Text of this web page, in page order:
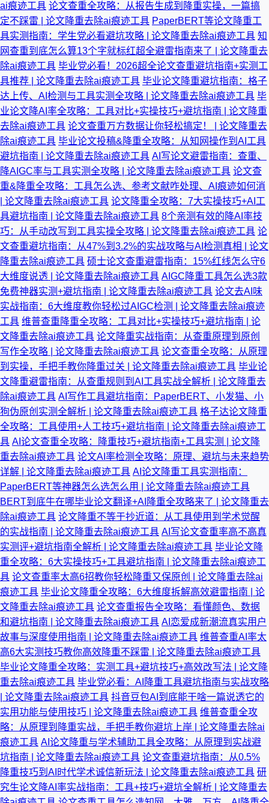
ai痕迹工具 论文查重全攻略：从报告生成到降重实操，一篇搞
定不踩雷 | 论文降重去除ai痕迹工具 PaperBERT等论文降重工
具实测指南：学生党必看避坑攻略 | 论文降重去除ai痕迹工具 知
网查重到底怎么算13个字就标红超全避雷指南来了 | 论文降重去
除ai痕迹工具 毕业党必看！2026超全论文查重避坑指南+实测工
具推荐 | 论文降重去除ai痕迹工具 毕业论文降重避坑指南：格子
达上传、AI检测与工具实测全攻略 | 论文降重去除ai痕迹工具 毕
业论文降AI率全攻略：工具对比+实操技巧+避坑指南 | 论文降重
去除ai痕迹工具 论文查重万方数据让你轻松搞定！ | 论文降重去
除ai痕迹工具 毕业论文投稿&降重全攻略：从知网操作到AI工具
避坑指南 | 论文降重去除ai痕迹工具 AI写论文避雷指南：查重、
降AIGC率与工具实测全攻略 | 论文降重去除ai痕迹工具 论文查
重&降重全攻略：工具怎么选、参考文献咋处理、AI痕迹如何消
| 论文降重去除ai痕迹工具 论文降重全攻略：7大实操技巧+AI工
具避坑指南 | 论文降重去除ai痕迹工具 8个亲测有效的降AI率技
巧：从手动改写到工具实操全攻略 | 论文降重去除ai痕迹工具 论
文查重避坑指南：从47%到3.2%的实战攻略与AI检测真相 | 论文
降重去除ai痕迹工具 硕士论文查重避雷指南：15%红线怎么守6
大维度说透 | 论文降重去除ai痕迹工具 AIGC降重工具怎么选3款
免费神器实测+避坑指南 | 论文降重去除ai痕迹工具 论文去AI味
实战指南：6大维度教你轻松过AIGC检测 | 论文降重去除ai痕迹
工具 维普查重降重全攻略：工具对比+实操技巧+避坑指南 | 论
文降重去除ai痕迹工具 论文降重实战指南：从查重原理到原创
写作全攻略 | 论文降重去除ai痕迹工具 论文查重全攻略：从原理
到实操，手把手教你降重过关 | 论文降重去除ai痕迹工具 毕业论
文降重避雷指南：从查重规则到AI工具实战全解析 | 论文降重去
除ai痕迹工具 AI写作工具避坑指南：PaperBERT、小发猫、小
狗伪原创实测全解析 | 论文降重去除ai痕迹工具 格子达论文降重
全攻略：工具使用+人工技巧+避坑指南 | 论文降重去除ai痕迹工
具 AI论文查重全攻略：降重技巧+避坑指南+工具实测 | 论文降
重去除ai痕迹工具 论文AI率检测全攻略：原理、避坑与未来趋势
详解 | 论文降重去除ai痕迹工具 AI论文降重工具实测指南：
PaperBERT等神器怎么选怎么用 | 论文降重去除ai痕迹工具
BERT到底牛在哪毕业论文翻译+AI降重全攻略来了 | 论文降重去
除ai痕迹工具 论文降重不等于抄近道：从工具使用到学术觉醒
的实战指南 | 论文降重去除ai痕迹工具 AI写论文查重率高不高真
实测评+避坑指南全解析 | 论文降重去除ai痕迹工具 毕业论文降
重全攻略：6大实操技巧+工具避坑指南 | 论文降重去除ai痕迹工
具 论文查重率太高6招教你轻松降重又保原创 | 论文降重去除ai
痕迹工具 毕业论文降重全攻略：6大维度拆解高效避雷指南 | 论
文降重去除ai痕迹工具 论文查重报告全攻略：看懂颜色、数据
和避坑指南 | 论文降重去除ai痕迹工具 AI恋爱成新潮流真实用户
故事与深度使用指南 | 论文降重去除ai痕迹工具 维普查重AI率太
高6大实测技巧教你高效降重不踩雷 | 论文降重去除ai痕迹工具
毕业论文降重全攻略：实测工具+避坑技巧+高效改写法 | 论文降
重去除ai痕迹工具 毕业党必看：AI降重工具避坑指南与实战攻略
| 论文降重去除ai痕迹工具 抖音豆包AI到底能干啥一篇说透它的
实用功能与使用技巧 | 论文降重去除ai痕迹工具 维普查重全攻
略：从原理到降重实战，手把手教你避坑上岸 | 论文降重去除ai
痕迹工具 AI论文降重与学术辅助工具全攻略：从原理到实战避
坑指南 | 论文降重去除ai痕迹工具 论文查重避坑指南：从0.5%
降重技巧到AI时代学术诚信新玩法 | 论文降重去除ai痕迹工具 研
究生论文降AI率实战指南：工具+技巧+避坑全解析 | 论文降重去